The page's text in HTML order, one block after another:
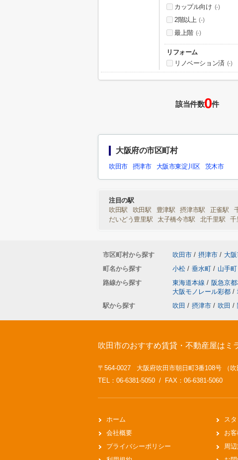
カップル向け (-)
2階以上 (-)
最上階 (-)
リフォーム
リノベーション済 (-)
該当件数0件
大阪府の市区町村
吹田市 摂津市 大阪市東淀川区 茨木市
注目の駅
吹田駅
吹田駅 豊津駅 摂津市駅 正雀駅
だいどう豊里駅
太子橋今市駅 北千里駅 千
市区町村から探す 吹田市 / 摂津市 / 大
町名から探す
小松 / 垂水町 / 山手町
路線から探す
東海道本線 / 阪急京
大阪モノレール彩都 /
駅から探す
吹田 / 摂津市 / 吹田 /
吹田市のおすすめ賃貸・不動産屋はミ
〒564-0027 大阪府吹田市朝日町3番108号 （吹
TEL：06-6381-5050 / FAX：06-6381-5060
ホーム
会社概要
プライバシーポリシー
ス
お
周